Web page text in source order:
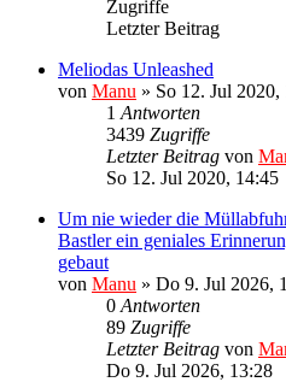
Zugriffe
Letzter Beitrag
Meliodas Unleashed
von Manu » So 12. Jul 2020,
1 Antworten
3439 Zugriffe
Letzter Beitrag von
So 12. Jul 2020, 14:45
Um nie wieder die
Bastler ein geniales
gebaut
von Manu » Do 9. Jul 2026,
0 Antworten
89 Zugriffe
Letzter Beitrag von
Do 9. Jul 2026, 13:28